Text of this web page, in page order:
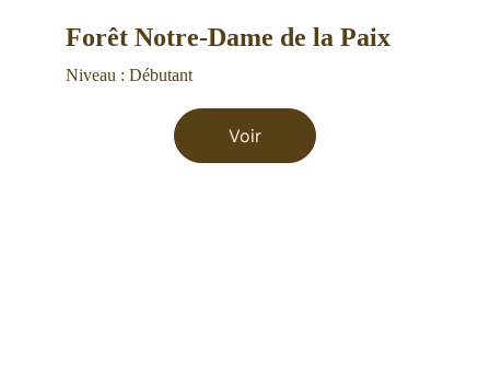
Forêt Notre-Dame de la Paix
Niveau : Débutant
Voir